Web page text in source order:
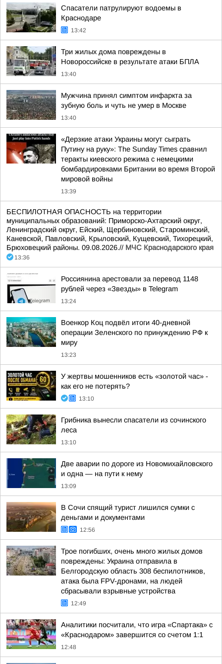
Спасатели патрулируют водоемы в
Краснодаре
13:42
Три жилых дома повреждены в
Новороссийске в результате атаки БПЛА
13:40
Мужчина принял симптом инфаркта за
зубную боль и чуть не умер в Москве
13:40
«Дерзкие атаки Украины могут сыграть
Путину на руку»: The Sunday Times сравнил
теракты киевского режима с немецкими
бомбардировками Британии во время Второй
мировой войны
13:39
БЕСПИЛОТНАЯ ОПАСНОСТЬ на территории
муниципальных образований: Приморско-Ахтарский округ,
Ленинградский округ, Ейский, Щербиновский, Староминский,
Каневской, Павловский, Крыловский, Кущевский, Тихорецкий,
Брюховецкий районы. 09.08.2026.// МЧС Краснодарского края
13:36
Россиянина арестовали за перевод 1148
рублей через «Звезды» в Telegram
13:24
Военкор Коц подвёл итоги 40-дневной
операции Зеленского по принуждению РФ к
миру
13:23
У жертвы мошенников есть «золотой час» -
как его не потерять?
13:10
Грибника вынесли спасатели из сочинского
леса
13:10
Две аварии по дороге из Новомихайловского
и одна — на пути к нему
13:09
В Сочи спящий турист лишился сумки с
деньгами и документами
12:56
Трое погибших, очень много жилых домов
повреждены: Украина отправила в
Белгородскую область 308 беспилотников,
атака была FPV-дронами, на людей
сбрасывали взрывные устройства
12:49
Аналитики посчитали, что игра «Спартака» с
«Краснодаром» завершится со счетом 1:1
12:48